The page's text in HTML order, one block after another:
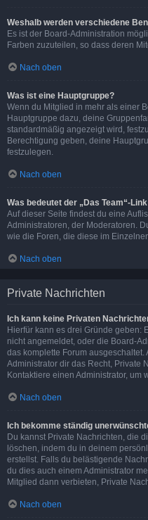
Weshalb werden verschiedene
Es ist der Board-Administration
Farben zuzuteilen, so dass deren
Nach oben
Was ist eine Hauptgruppe?
Wenn du Mitglied in mehr als einer
Hauptgruppe dazu, deine
standardmäßig angezeigt wird,
Berechtigung geben, deine
festzulegen.
Nach oben
Was bedeutet der „Das Team“-
Auf dieser Seite findest du eine
Administratoren, der Moderatoren.
wie die Foren, die diese im
Nach oben
Private Nachrichten
Ich kann keine Privaten
Hierfür kann es drei Gründe geben:
nicht angemeldet, oder die Board-
das komplette Forum
Administrator dir das Recht, Private
Kontaktiere einen Administrator, um
Nach oben
Ich bekomme ständig
Du kannst Private Nachrichten, die
löschen, indem du in deinem
erstellst. Falls du belästigende
du dies auch einem Administrator
Mitglied dann verbieten, Private
Nach oben